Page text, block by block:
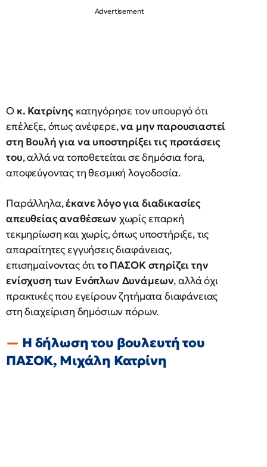
Οκ. Κατρίνης κατηγόρησε τον υπουργό ότι
επέλεξε, όπως ανέφερε,να μην παρουσιαστεί
στη Βουλή για να υποστηρίξει τις προτάσεις
του, αλλά να τοποθετείται σε δημόσια fora,
αποφεύγοντας τη θεσμική λογοδοσία.
Παράλληλα,έκανε λόγο για διαδικασίες
απευθείας αναθέσεων χωρίς επαρκή
τεκμηρίωση και χωρίς, όπως υποστήριξε, τις
απαραίτητες εγγυήσεις διαφάνειας,
επισημαίνοντας ότιτο ΠΑΣΟΚ στηρίζει την
ενίσχυση των Ενόπλων Δυνάμεων, αλλά όχι
πρακτικές που εγείρουν ζητήματα διαφάνειας
στη διαχείριση δημόσιων πόρων.
Η δήλωση του βουλευτή του
ΠΑΣΟΚ, Μιχάλη Κατρίνη